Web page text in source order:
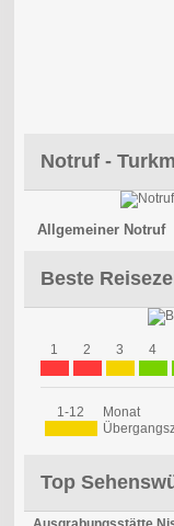
Notruf -
Allgemeiner Notruf
Beste
1 2 3 4
1-12 Monat
Top